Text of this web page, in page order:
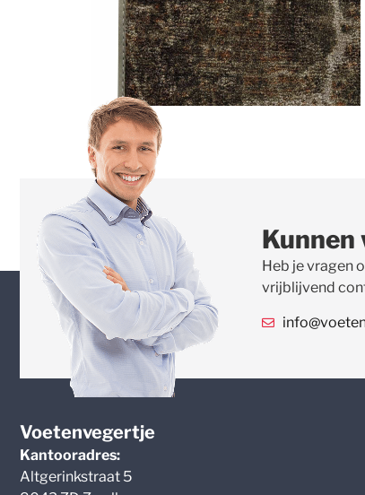
Kunnen
Heb je vragen
vrijblijvend
Voetenvegertje
Kantooradres:
Altgerinkstraat 5